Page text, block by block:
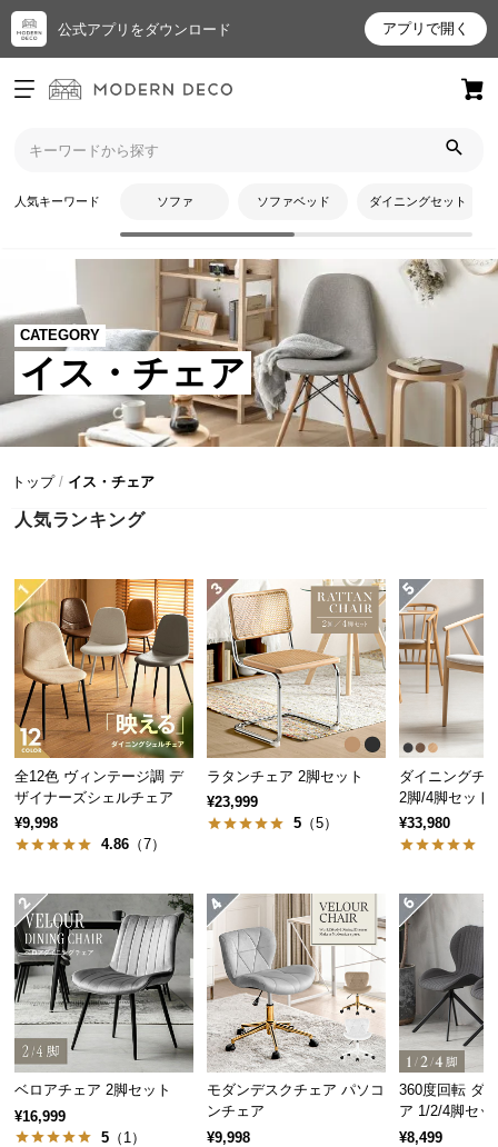
公式アプリをダウンロード アプリで開く
ログイン
新規会員登録
お
ア
イ
テ
ム
最
チ
ッ
ク
し
た
ア
イ
テ
ム
人
気
イ
テ
ム
人気キーワード ソファ ソファベッド ダイニングセット
CATEGORY
イス・チェア
トップ イス・チェア
人気ランキング
全12色 ヴィンテージ調 デ
ザイナーズシェルチェア
¥9,998
4.86 （7）
ベロアチェア 2脚セット
¥16,999
5 （1）
ラタンチェア 2脚セット
¥23,999
5（5）
モダンデスクチェア パソコ
ンチェア
¥9,998
ダイニングチ
2脚/4脚セット
¥33,980
360度回転 ダ
ア 1/2/4脚セッ
¥8,499